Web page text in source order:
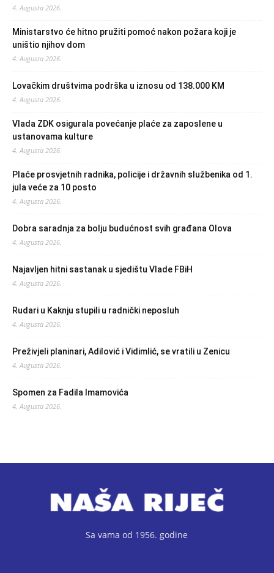
4. Augusta 2026.
Ministarstvo će hitno pružiti pomoć nakon požara koji je
uništio njihov dom
4. Augusta 2026.
Lovačkim društvima podrška u iznosu od 138.000 KM
4. Augusta 2026.
Vlada ZDK osigurala povećanje plaće za zaposlene u
ustanovama kulture
4. Augusta 2026.
Plaće prosvjetnih radnika, policije i državnih službenika od 1.
jula veće za 10 posto
4. Augusta 2026.
Dobra saradnja za bolju budućnost svih građana Olova
4. Augusta 2026.
Najavljen hitni sastanak u sjedištu Vlade FBiH
4. Augusta 2026.
Rudari u Kaknju stupili u radnički neposluh
4. Augusta 2026.
Preživjeli planinari, Adilović i Vidimlić, se vratili u Zenicu
4. Augusta 2026.
Spomen za Fadila Imamovića
4. Augusta 2026.
Sa vama od 1956. godine